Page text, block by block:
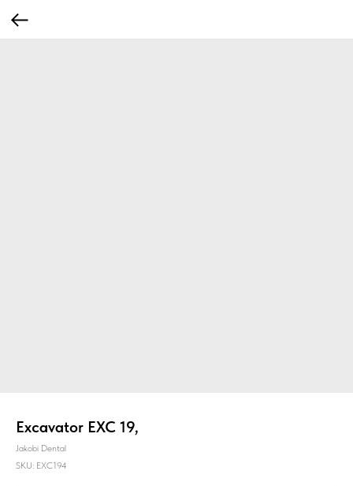
Excavator EXC 19,
Jakobi Dental
SKU: EXC194